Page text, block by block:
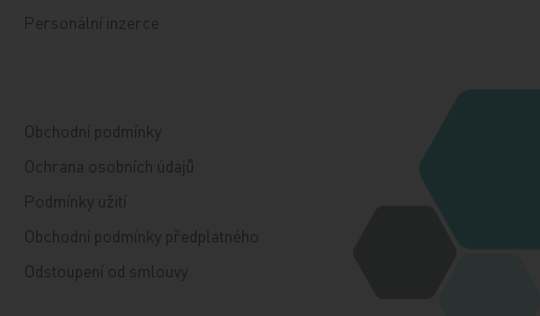
Personální inzerce
Obchodní podmínky
Ochrana osobních údajů
Podmínky užití
Obchodní podmínky předplatného
Odstoupení od smlouvy